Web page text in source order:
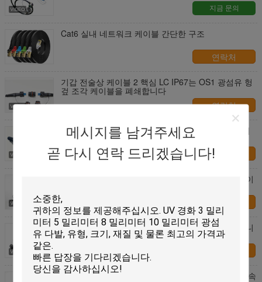
메시지를 남겨주세요
곧 다시 연락 드리겠습니다!
지금 문의
Cat6 실내 네트워크 케이블 간단한 구조
연락처
기갑 전술상 케이블 2 핵심 LC IP67는 OS1 광섬유 헝
겊 조각 케이블을 폐쇄합니다
연락처
광섬유 헝겊 조각을 위한 Supertap 연결관은 옥외 커
뮤니케이션에 케이블을 답니다
연락처
Fullaxs LC/UPC 광섬유 헝겊 조각 50M를 가진 SM 이
PDLC 광케이블 회의 방수 보호된 케이블 옥외 커뮤니
케이션
FTTA Optitap & Supertap 지상 차량을 위한 방수 접속